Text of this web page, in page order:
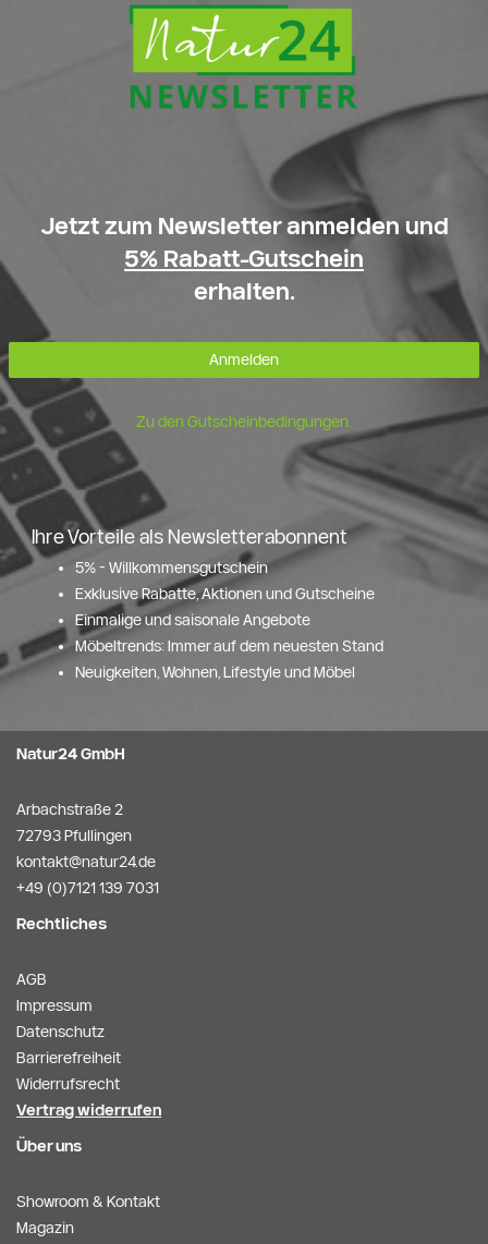
Jetzt zum Newsletter anmelden und
5% Rabatt-Gutschein
erhalten.
Anmelden
Zu den Gutscheinbedingungen.
Ihre Vorteile als Newsletterabonnent
5% - Willkommensgutschein
Exklusive Rabatte, Aktionen und Gutscheine
Einmalige und saisonale Angebote
Möbeltrends: Immer auf dem neuesten Stand
Neuigkeiten, Wohnen, Lifestyle und Möbel
Natur24 GmbH
Arbachstraße 2
72793 Pfullingen
kontakt@natur24.de
+49 (0)7121 139 7031
Rechtliches
AGB
Impressum
Datenschutz
Barrierefreiheit
Widerrufsrecht
Vertrag widerrufen
Über uns
Showroom & Kontakt
Magazin